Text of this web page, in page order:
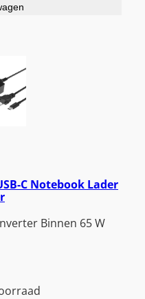
C Notebook Lader
Binnen 65 W